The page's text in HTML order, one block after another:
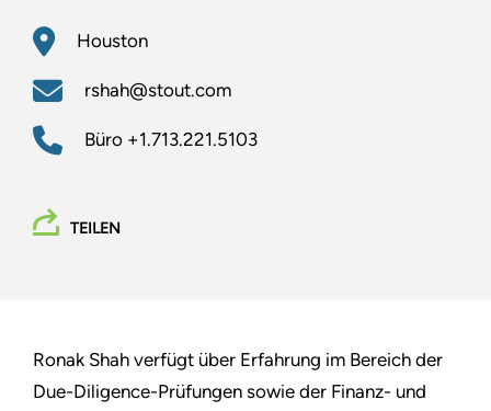
Houston
rshah@stout.com
Büro +1.713.221.5103
TEILEN
Ronak Shah verfügt über Erfahrung im Bereich der
Due-Diligence-Prüfungen sowie der Finanz- und